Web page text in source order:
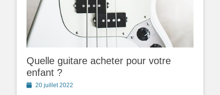
Quelle guitare acheter pour votre
enfant ?
Posted20 juillet 2022